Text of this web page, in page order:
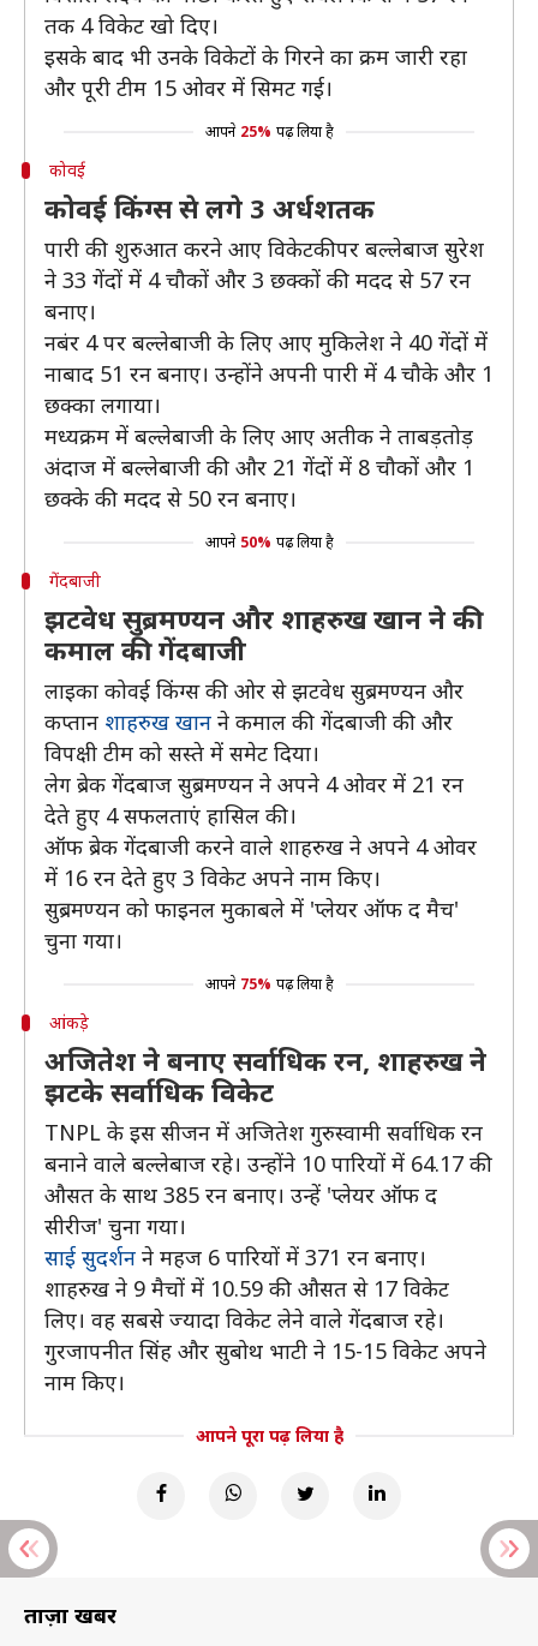
तक 4 विकेट खो दिए।
इसके बाद भी उनके विकेटों के गिरने का क्रम जारी रहा
और पूरी टीम 15 ओवर में सिमट गई।
आपने 25% पढ़ लिया है
कोवई
कोवई किंग्स से लगे 3 अर्धशतक
पारी की शुरुआत करने आए विकेटकीपर बल्लेबाज सुरेश
ने 33 गेंदों में 4 चौकों और 3 छक्कों की मदद से 57 रन
बनाए।
नबंर 4 पर बल्लेबाजी के लिए आए मुकिलेश ने 40 गेंदों में
नाबाद 51 रन बनाए। उन्होंने अपनी पारी में 4 चौके और 1
छक्का लगाया।
मध्यक्रम में बल्लेबाजी के लिए आए अतीक ने ताबड़तोड़
अंदाज में बल्लेबाजी की और 21 गेंदों में 8 चौकों और 1
छक्के की मदद से 50 रन बनाए।
आपने 50% पढ़ लिया है
गेंदबाजी
झटवेध सुब्रमण्यन और शाहरुख खान ने की
कमाल की गेंदबाजी
लाइका कोवई किंग्स की ओर से झटवेध सुब्रमण्यन और
कप्तान शाहरुख खान ने कमाल की गेंदबाजी की और
विपक्षी टीम को सस्ते में समेट दिया।
लेग ब्रेक गेंदबाज सुब्रमण्यन ने अपने 4 ओवर में 21 रन
देते हुए 4 सफलताएं हासिल की।
ऑफ ब्रेक गेंदबाजी करने वाले शाहरुख ने अपने 4 ओवर
में 16 रन देते हुए 3 विकेट अपने नाम किए।
सुब्रमण्यन को फाइनल मुकाबले में 'प्लेयर ऑफ द मैच'
चुना गया।
आपने 75% पढ़ लिया है
आंकड़े
अजितेश ने बनाए सर्वाधिक रन, शाहरुख ने
झटके सर्वाधिक विकेट
TNPL के इस सीजन में अजितेश गुरुस्वामी सर्वाधिक रन
बनाने वाले बल्लेबाज रहे। उन्होंने 10 पारियों में 64.17 की
औसत के साथ 385 रन बनाए। उन्हें 'प्लेयर ऑफ द
सीरीज' चुना गया।
साई सुदर्शन ने महज 6 पारियों में 371 रन बनाए।
शाहरुख ने 9 मैचों में 10.59 की औसत से 17 विकेट
लिए। वह सबसे ज्यादा विकेट लेने वाले गेंदबाज रहे।
गुरजापनीत सिंह और सुबोथ भाटी ने 15-15 विकेट अपने
नाम किए।
आपने पूरा पढ़ लिया है
ताज़ा खबरें